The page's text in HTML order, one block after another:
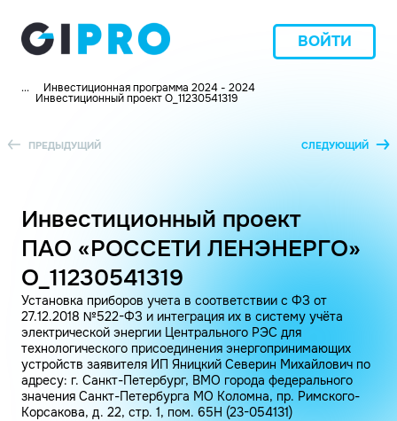
ВОЙТИ
... Инвестиционная программа 2024 - 2024
Инвестиционный проект O_11230541319
ПРЕДЫДУЩИЙ СЛЕДУЮЩИЙ
Инвестиционный проект
ПАО «РОССЕТИ ЛЕНЭНЕРГО»
O_11230541319
Установка приборов учета в соответствии с ФЗ от
27.12.2018 №522-ФЗ и интеграция их в систему учёта
электрической энергии Центрального РЭС для
технологического присоединения энергопринимающих
устройств заявителя ИП Яницкий Северин Михайлович по
адресу: г. Санкт-Петербург, ВМО города федерального
значения Санкт-Петербурга МО Коломна, пр. Римского-
Корсакова, д. 22, стр. 1, пом. 65Н (23-054131)